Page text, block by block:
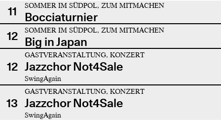
11 SOMMER IM SÜDPOL, ZUM MITMACHEN
Bocciaturnier
12
SOMMER IM SÜDPOL, ZUM MITMACHEN
Big in Japan
12
GASTVERANSTALTUNG, KONZERT
Jazzchor Not4Sale
SwingAgain
13
GASTVERANSTALTUNG, KONZERT
Jazzchor Not4Sale
SwingAgain